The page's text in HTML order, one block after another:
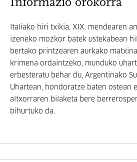
Informazio orokorra
Italiako hiri txikia, XIX. mendearen
izeneko mozkor batek ustekabean
bertako printzearen aurkako
krimena ordaintzeko, munduko
erbesteratu behar du, Argentinako
Uhartean, hondoratze baten ostean
altxorraren bilaketa bere
bihurtuko da.